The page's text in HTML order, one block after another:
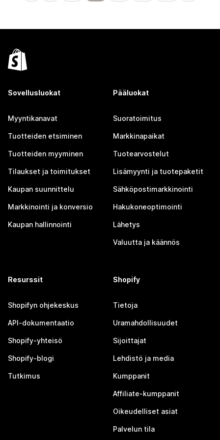
Sovellusluokat
Myyntikanavat
Tuotteiden etsiminen
Tuotteiden myyminen
Tilaukset ja toimitukset
Kaupan suunnittelu
Markkinointi ja konversio
Kaupan hallinnointi
Pääluokat
Suoratoimitus
Markkinapaikat
Tuotearvostelut
Lisämyynti ja tuotepaketit
Sähköpostimarkkinointi
Hakukoneoptimointi
Lähetys
Valuutta ja käännös
Resurssit
Shopifyn ohjekeskus
API-dokumentaatio
Shopify-yhteisö
Shopify-blogi
Tutkimus
Shopify
Tietoja
Uramahdollisuudet
Sijoittajat
Lehdistö ja media
Kumppanit
Affiliate-kumppanit
Oikeudelliset asiat
Palvelun tila